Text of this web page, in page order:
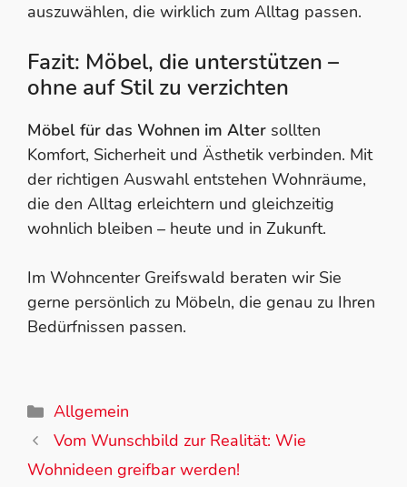
auszuwählen, die wirklich zum Alltag passen.
Fazit: Möbel, die unterstützen –
ohne auf Stil zu verzichten
Möbel für das Wohnen im Alter sollten
Komfort, Sicherheit und Ästhetik verbinden. Mit
der richtigen Auswahl entstehen Wohnräume,
die den Alltag erleichtern und gleichzeitig
wohnlich bleiben – heute und in Zukunft.
Im Wohncenter Greifswald beraten wir Sie
gerne persönlich zu Möbeln, die genau zu Ihren
Bedürfnissen passen.
Allgemein
Vom Wunschbild zur Realität: Wie
Wohnideen greifbar werden!